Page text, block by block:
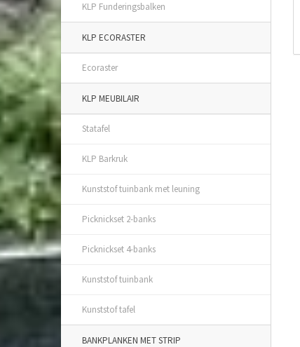
KLP Funderingsbalken
KLP ECORASTER
Ecoraster
KLP MEUBILAIR
Statafel
KLP Barkruk
Kunststof tuinbank met leuning
Picknickset 2-banks
Picknickset 4-banks
Kunststof tuinbank
Kunststof tafel
BANKPLANKEN MET STRIP